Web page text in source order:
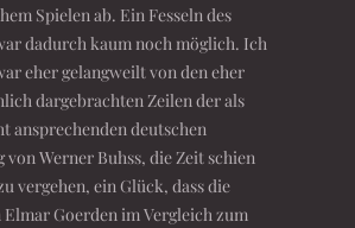
Spielen ab. Ein Fesseln des
dadurch kaum noch möglich. Ich
eher gelangweilt von den eher
dargebrachten Zeilen der als
ansprechenden deutschen
von Werner Buhss, die Zeit schien
vergehen, ein Glück, dass die
Elmar Goerden im Vergleich zum